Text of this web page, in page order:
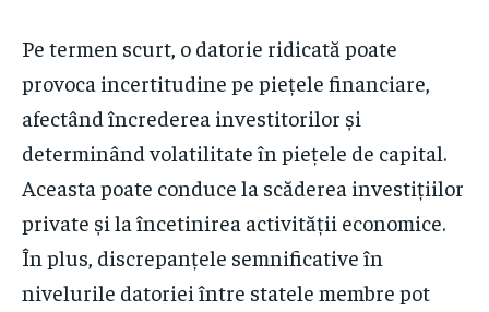
Pe termen scurt, o datorie ridicată poate
provoca incertitudine pe piețele financiare,
afectând încrederea investitorilor și
determinând volatilitate în piețele de capital.
Aceasta poate conduce la scăderea investițiilor
private și la încetinirea activității economice.
În plus, discrepanțele semnificative în
nivelurile datoriei între statele membre pot